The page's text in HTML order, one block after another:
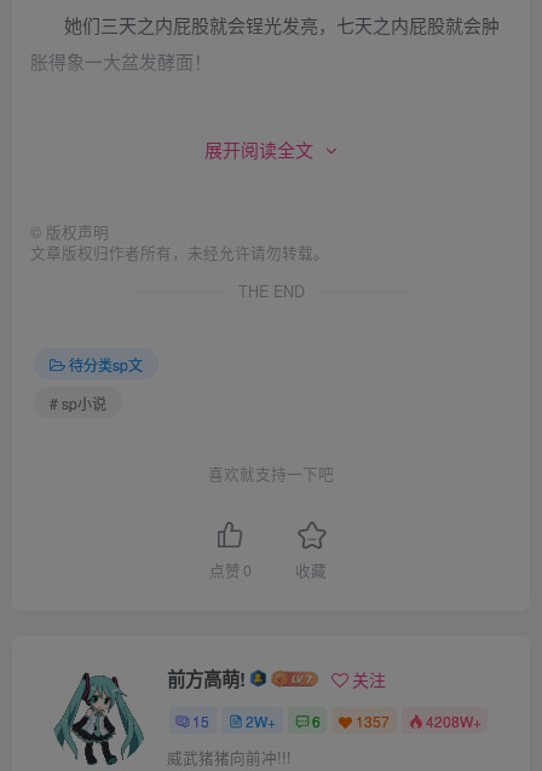
她们三天之内屁股就会锃光发亮，七天之内屁股就会肿
胀得象一大盆发酵面！
得裤子，盖不得被衣，就只能整天趴在床榻上呻吟，惹得多
方圆几十里有钱人家的大姑娘小媳妇吓得屁股直哆嗦，拼命
催促家里人主动跑到
展开阅读全文
© 版权声明
文章版权归作者所有，未经允许请勿转载。
THE END
待分类sp文
# sp小说
喜欢就支持一下吧
点赞 0 收藏
前方高萌! 关注
15 2W+ 6 1357 4208W+
威武猪猪向前冲!!!